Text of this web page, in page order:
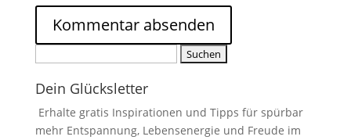
Dein Glücksletter
Erhalte gratis Inspirationen und Tipps für spürbar
mehr Entspannung, Lebensenergie und Freude im